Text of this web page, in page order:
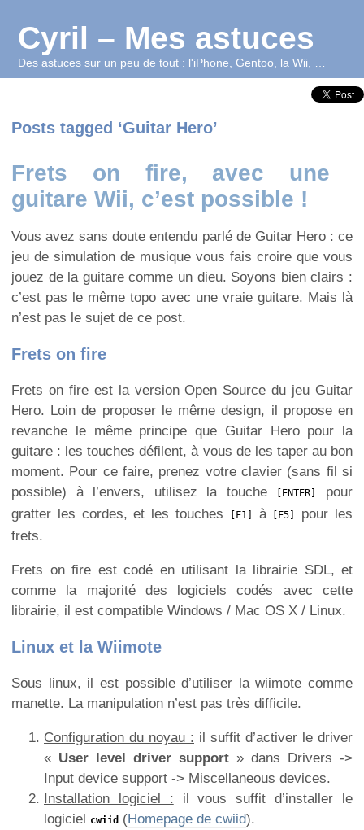
Cyril – Mes astuces
Des astuces sur un peu de tout : l'iPhone, Gentoo, la Wii, …
Posts tagged ‘Guitar Hero’
Frets on fire, avec une
guitare Wii, c’est possible !
Vous avez sans doute entendu parlé de Guitar Hero : ce
jeu de simulation de musique vous fais croire que vous
jouez de la guitare comme un dieu. Soyons bien clairs :
c’est pas le même topo avec une vraie guitare. Mais là
n’est pas le sujet de ce post.
Frets on fire
Frets on fire est la version Open Source du jeu Guitar
Hero. Loin de proposer le même design, il propose en
revanche le même principe que Guitar Hero pour la
guitare : les touches défilent, à vous de les taper au bon
moment. Pour ce faire, prenez votre clavier (sans fil si
possible) à l’envers, utilisez la touche
[ENTER]
pour
gratter les cordes, et les touches
[F1] à [F5]
pour les
frets.
Frets on fire est codé en utilisant la librairie SDL, et
comme la majorité des logiciels codés avec cette
librairie, il est compatible Windows / Mac OS X / Linux.
Linux et la Wiimote
Sous linux, il est possible d’utiliser la wiimote comme
manette. La manipulation n’est pas très difficile.
Configuration du noyau : il suffit d’activer le driver
« User level driver support » dans Drivers ->
Input device support -> Miscellaneous devices.
Installation logiciel : il vous suffit d’installer le
logiciel
cwiid (Homepage de cwiid).